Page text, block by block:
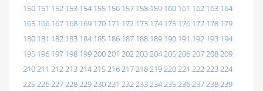
150 151 152 153 154 155 156 157 158 159 160 161 162 163 164
165 166 167 168 169 170 171 172 173 174 175 176 177 178 179
180 181 182 183 184 185 186 187 188 189 190 191 192 193 194
195 196 197 198 199200201 202203204205206207208209
210211 212213214215216217218219220221 222223224
225226227228229230231 232233234235236237238239